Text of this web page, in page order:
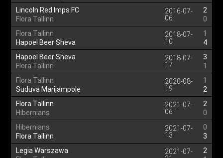
Lincoln Red Imps FC
Flora Tallinn
2016-07-
06
2
0
Flora Tallinn
Hapoel Beer Sheva
2018-07-
10
1
4
Hapoel Beer Sheva
Flora Tallinn
2018-07-
17
3
1
Flora Tallinn
Suduva Marijampole
2020-08-
19
1
2
Flora Tallinn
Hibernians
2021-07-
06
2
0
Hibernians
Flora Tallinn
2021-07-
13
0
3
Legia Warszawa
2021-07-
2